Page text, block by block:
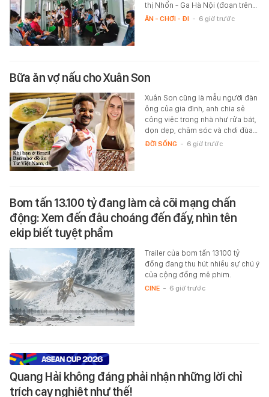
thị Nhổn - Ga Hà Nội (đoạn trên…
ĂN - CHƠI - ĐI - 6 giờ trước
Bữa ăn vợ nấu cho Xuân Son
Xuân Son cũng là mẫu người đàn
ông của gia đình, anh chia sẻ
công việc trong nhà như rửa bát,
dọn dẹp, chăm sóc và chơi đùa…
ĐỜI SỐNG - 6 giờ trước
Bom tấn 13.100 tỷ đang làm cả cõi mạng chấn
động: Xem đến đâu choáng đến đấy, nhìn tên
ekip biết tuyệt phẩm
Trailer của bom tấn 13100 tỷ
đồng đang thu hút nhiều sự chú ý
của cộng đồng mê phim.
CINE - 6 giờ trước
Quang Hải không đáng phải nhận những lời chỉ
trích cay nghiệt như thế!